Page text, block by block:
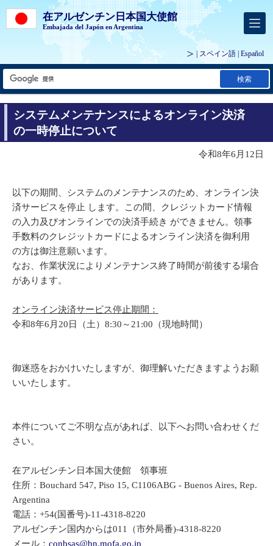
在アルゼンチン日本国大使館
Embajada del Japón en Argentina
| スペイン語 | Español
検索
システムメンテナンスによるオンライン決済
の一時停止について
令和8年6月12日
以下の期間、システムのメンテナンスのため、オンライン決
済サービスを停止 します。この間、クレジットカード情報
の入力及びオンラインでの決済手続き ができません。領事
手数料のクレジットカードによるオンライン決済を御利用
の方は御注意願います。
なお、作業状況によりメンテナンス終了時間が前後する場合
があります。
オンライン決済サービス停止期間：
令和8年6月20日（土）8:30～21:00（現地時間）
御迷惑をおかけいたしますが、御理解いただきますようお願
いいたします。
本件についてご不明な点があれば、以下へお問い合わせくだ
さい。
在アルゼンチン日本国大使館 領事班
住所：Bouchard 547, Piso 15, C1106ABG - Buenos Aires, Rep.
Argentina
電話： +54(国番号)-11-4318-8220
アルゼンチン国内からは011（市外局番)-4318-8220
メール： conbsas@bn.mofa.go.jp